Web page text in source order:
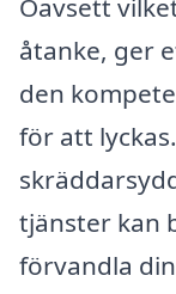
Oavsett
åtanke, ger
den
för att
tjänster kan
förvandla